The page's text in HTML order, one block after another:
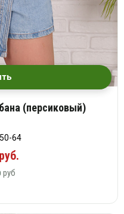
(персиковый)
64
руб